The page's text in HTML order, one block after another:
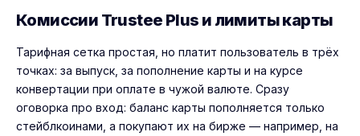
Комиссии Trustee Plus и лимиты карты
Тарифная сетка простая, но платит пользователь в трёх
точках: за выпуск, за пополнение карты и на курсе
конвертации при оплате в чужой валюте. Сразу
оговорка про вход: баланс карты пополняется только
стейблкоинами, а покупают их на бирже — например, на